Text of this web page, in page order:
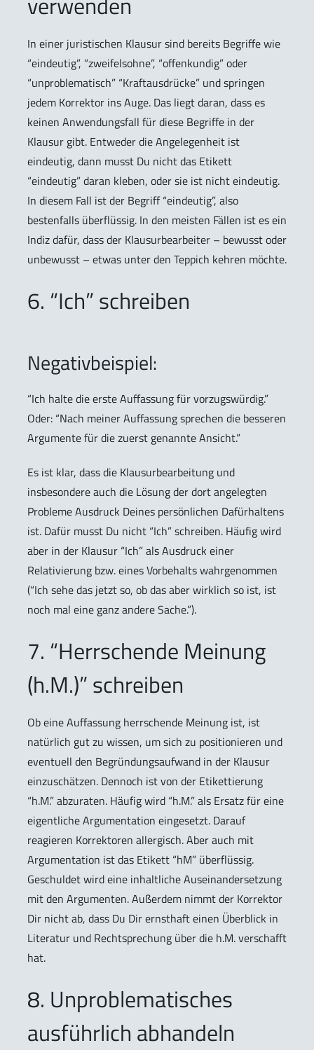
In einer juristischen Klausur sind bereits Begriffe wie
“eindeutig”, “zweifelsohne”, “offenkundig” oder
“unproblematisch” “Kraftausdrücke” und springen
jedem Korrektor ins Auge. Das liegt daran, dass es
keinen Anwendungsfall für diese Begriffe in der
Klausur gibt. Entweder die Angelegenheit ist
eindeutig, dann musst Du nicht das Etikett
“eindeutig” daran kleben, oder sie ist nicht eindeutig.
In diesem Fall ist der Begriff “eindeutig”, also
bestenfalls überflüssig. In den meisten Fällen ist es ein
Indiz dafür, dass der Klausurbearbeiter – bewusst oder
unbewusst – etwas unter den Teppich kehren möchte.
6. “Ich” schreiben
Negativbeispiel:
“Ich halte die erste Auffassung für vorzugswürdig.”
Oder: “Nach meiner Auffassung sprechen die besseren
Argumente für die zuerst genannte Ansicht.”
Es ist klar, dass die Klausurbearbeitung und
insbesondere auch die Lösung der dort angelegten
Probleme Ausdruck Deines persönlichen Dafürhaltens
ist. Dafür musst Du nicht “Ich” schreiben. Häufig wird
aber in der Klausur “Ich” als Ausdruck einer
Relativierung bzw. eines Vorbehalts wahrgenommen
(“Ich sehe das jetzt so, ob das aber wirklich so ist, ist
noch mal eine ganz andere Sache.”).
7. “Herrschende Meinung
(h.M.)” schreiben
Ob eine Auffassung herrschende Meinung ist, ist
natürlich gut zu wissen, um sich zu positionieren und
eventuell den Begründungsaufwand in der Klausur
einzuschätzen. Dennoch ist von der Etikettierung
“h.M.” abzuraten. Häufig wird “h.M.” als Ersatz für eine
eigentliche Argumentation eingesetzt. Darauf
reagieren Korrektoren allergisch. Aber auch mit
Argumentation ist das Etikett “hM” überflüssig.
Geschuldet wird eine inhaltliche Auseinandersetzung
mit den Argumenten. Außerdem nimmt der Korrektor
Dir nicht ab, dass Du Dir ernsthaft einen Überblick in
Literatur und Rechtsprechung über die h.M. verschafft
hat.
8. Unproblematisches
ausführlich abhandeln